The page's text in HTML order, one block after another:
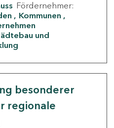
Fördernehmer:
Kommunen
und
besonderer
regionale